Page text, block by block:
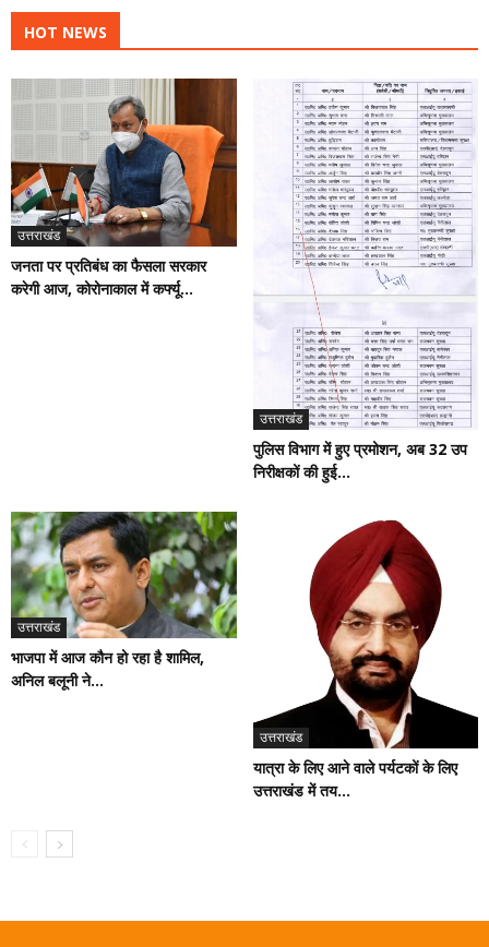
HOT NEWS
उत्तराखंड
जनता पर प्रतिबंध का फैसला सरकार
करेगी आज, कोरोनाकाल में कर्फ्यू...
उत्तराखंड
पुलिस विभाग में हुए प्रमोशन, अब 32 उप
निरीक्षकों की हुई...
उत्तराखंड
भाजपा में आज कौन हो रहा है शामिल,
अनिल बलूनी ने...
उत्तराखंड
यात्रा के लिए आने वाले पर्यटकों के लिए
उत्तराखंड में तय...